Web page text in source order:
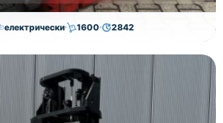
електрически 1600 2842
8,000.00€7,800.00€
Година Състояние
втора употреба